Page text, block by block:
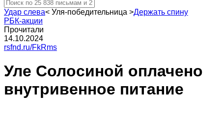
Удар слева< Уля-победительница >Держать спину
РБК-акции
Прочитали
14.10.2024
rsfnd.ru/FkRms
Уле Солосиной оплачено
внутривенное питание